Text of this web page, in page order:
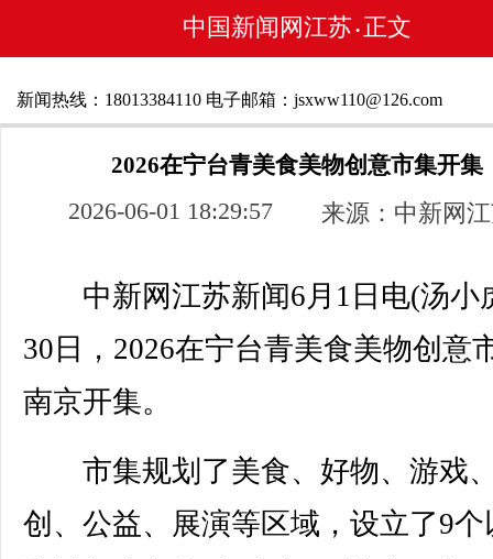
中国新闻网江苏 • 正文
新闻热线：18013384110 电子邮箱：jsxww110@126.com
2026在宁台青美食美物创意市集开集
2026-06-01 18:29:57 来源：中新网
中新网江苏新闻6月1日电(汤小
30日，2026在宁台青美食美物创意
南京开集。
市集规划了美食、好物、游戏
创、公益、展演等区域，设立了9个